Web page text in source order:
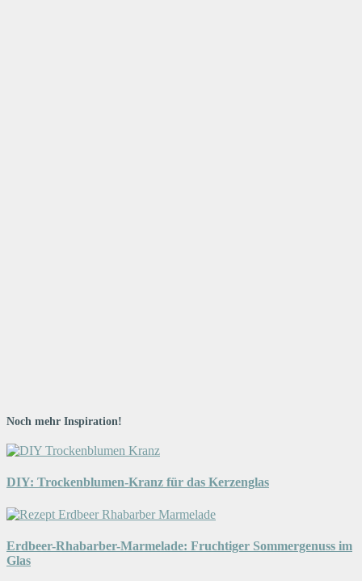
Noch mehr Inspiration!
DIY: Trockenblumen-Kranz für das Kerzenglas
Erdbeer-Rhabarber-Marmelade: Fruchtiger Sommergenuss im
Glas